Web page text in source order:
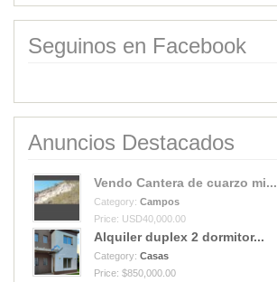
Seguinos en Facebook
Anuncios Destacados
Vendo Cantera de cuarzo mi...
Category: Campos
Price: USD40,000.00
Alquiler duplex 2 dormitor...
Category: Casas
Price: $850,000.00